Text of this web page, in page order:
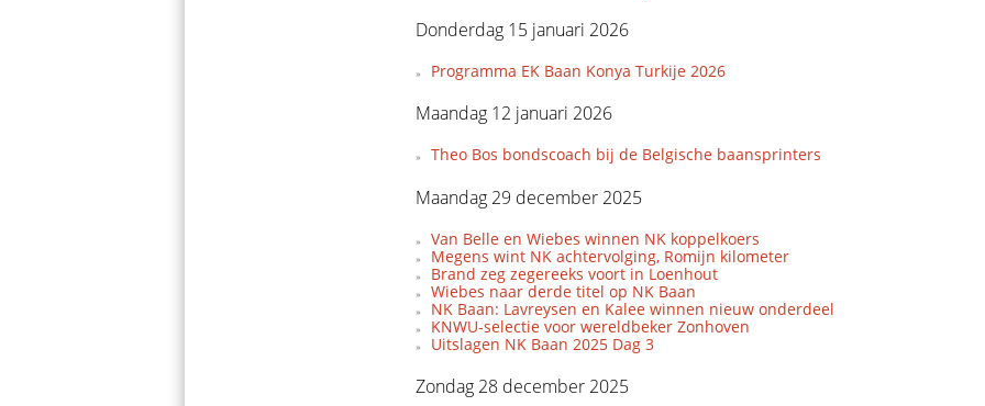
Donderdag 15 januari 2026
Programma EK Baan Konya Turkije 2026
Maandag 12 januari 2026
Theo Bos bondscoach bij de Belgische baansprinters
Maandag 29 december 2025
Van Belle en Wiebes winnen NK koppelkoers
Megens wint NK achtervolging, Romijn kilometer
Brand zeg zegereeks voort in Loenhout
Wiebes naar derde titel op NK Baan
NK Baan: Lavreysen en Kalee winnen nieuw onderdeel
KNWU-selectie voor wereldbeker Zonhoven
Uitslagen NK Baan 2025 Dag 3
Zondag 28 december 2025